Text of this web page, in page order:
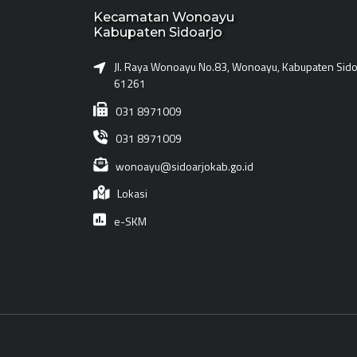
Kecamatan Wonoayu
Kabupaten Sidoarjo
Jl. Raya Wonoayu No.83, Wonoayu, Kabupaten
61261
031 8971009
031 8971009
wonoayu@sidoarjokab.go.id
Lokasi
e-SKM